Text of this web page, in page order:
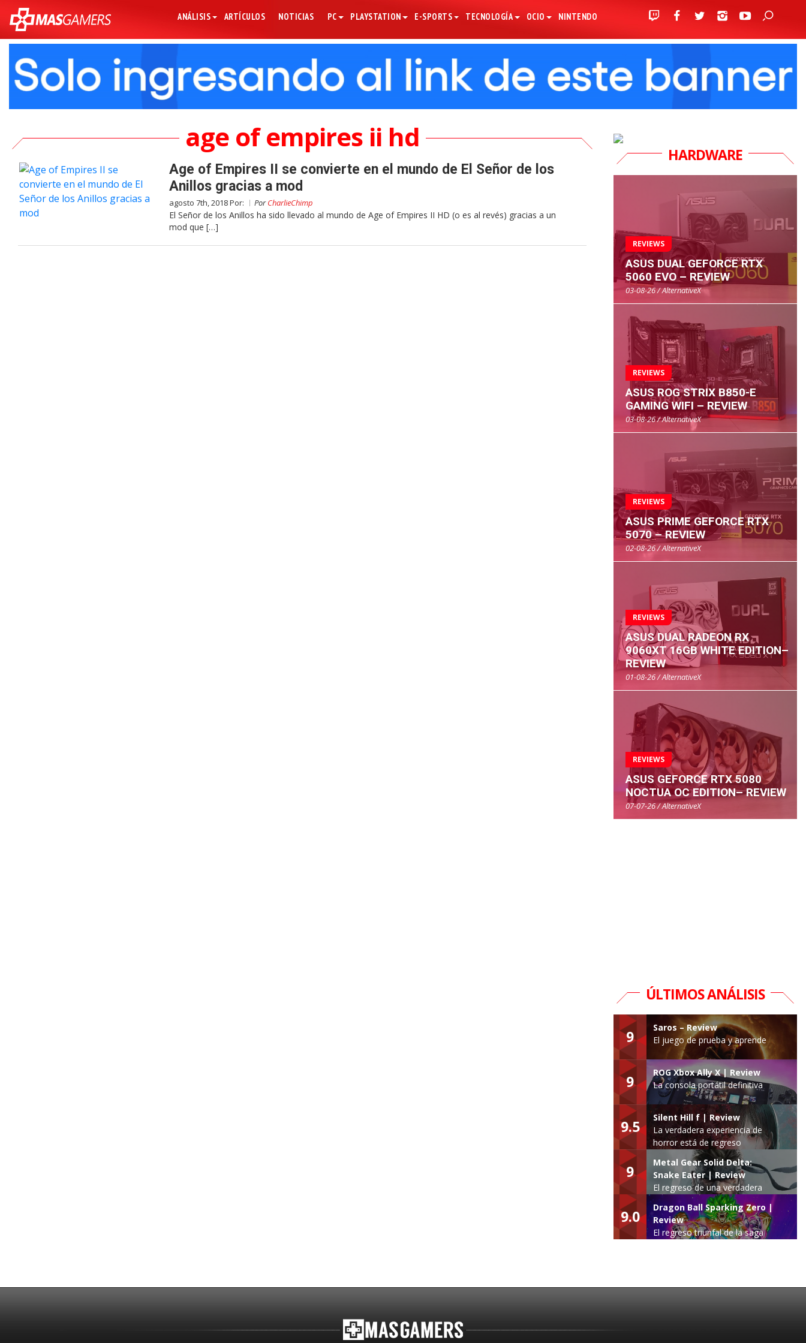
ANÁLISIS ARTÍCULOS NOTICIAS PC PLAYSTATION E-SPORTS TECNOLOGÍA OCIO NINTENDO
age of empires ii hd
Age of Empires II se convierte en el mundo de El Señor de los
Anillos gracias a mod
agosto 7th, 2018 Por: PorCharlieChimp
El Señor de los Anillos ha sido llevado al mundo de Age of Empires II HD (o es al revés) gracias a un
mod que […]
HARDWARE
REVIEWS
ASUS DUAL GEFORCE RTX
5060 EVO – REVIEW
03-08-26 / AlternativeX
REVIEWS
ASUS ROG STRIX B850-E
GAMING WIFI – REVIEW
03-08-26 / AlternativeX
REVIEWS
ASUS PRIME GEFORCE RTX
5070 – REVIEW
02-08-26 / AlternativeX
REVIEWS
ASUS DUAL RADEON RX
9060XT 16GB WHITE EDITION–
REVIEW
01-08-26 / AlternativeX
REVIEWS
ASUS GEFORCE RTX 5080
NOCTUA OC EDITION– REVIEW
07-07-26 / AlternativeX
ÚLTIMOS ANÁLISIS
9
Saros – Review
El juego de prueba y aprende
9
ROG Xbox Ally X | Review
La consola portátil definitiva
9.5
Silent Hill f | Review
La verdadera experiencia de
horror está de regreso
9
Metal Gear Solid Delta:
Snake Eater | Review
El regreso de una verdadera
leyenda
9.0
Dragon Ball Sparking Zero |
Review
El regreso triunfal de la saga